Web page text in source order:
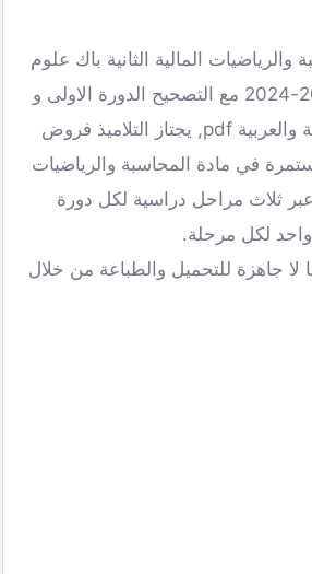
المالية الثانية باك علوم
اقتصادية والتدبير 2023-2024 مع التصحيح الدورة الاولى و
الدورة الثانية بالفرنسية والعربية pdf, يجتاز التلاميذ فروض
في مادة المحاسبة والرياضيات
عبر ثلاث مراحل دراسية لكل دورة
لكل مرحلة.
جاهزة للتحميل والطباعة من خلال